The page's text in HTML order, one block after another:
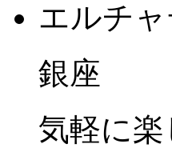
エルチ
銀座
気軽に